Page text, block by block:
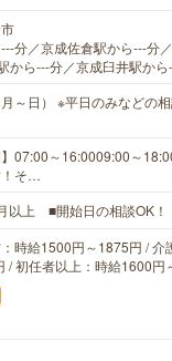
分／京成佐倉駅から---分
から---分／京成臼井駅か
～日） ※平日のみなどの
】07:00～16:0009:00～
！そ…
以上 ■開始日の相談OK！
時給1500円～1875円 / 介
/ 初任者以上：時給1600円